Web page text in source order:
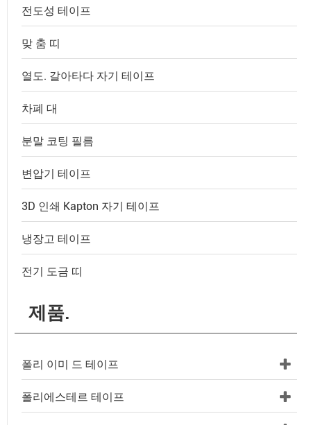
전도성 테이프
맞 춤 띠
열도. 갈아타다 자기 테이프
차폐 대
분말 코팅 필름
변압기 테이프
3D 인쇄 Kapton 자기 테이프
냉장고 테이프
전기 도금 띠
제품.
폴리 이미 드 테이프
폴리에스테르 테이프